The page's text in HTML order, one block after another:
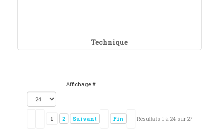
Technique
Affichage #
1 2 Suivant Fin Résultats 1 à 24 sur 27